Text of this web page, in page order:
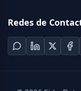
Redes de